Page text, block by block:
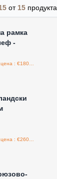
от 15продукта
рамка
-